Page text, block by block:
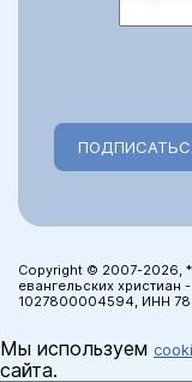
Copyright © 2007-2026,
евангельских христиан
1027800004594, ИНН
Мы используем
сайта.